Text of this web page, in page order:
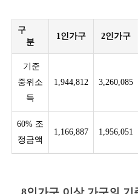
구
분
1인가구 2인가구
기준
중위소
득
1,944,812 3,260,085
60% 조
정금액
1,166,887 1,956,051